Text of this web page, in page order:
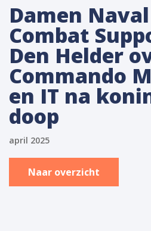
Damen
Combat
Den Helder
Commando
en IT na
doop
april 2025
Naar overzicht